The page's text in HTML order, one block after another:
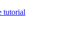
tutorial